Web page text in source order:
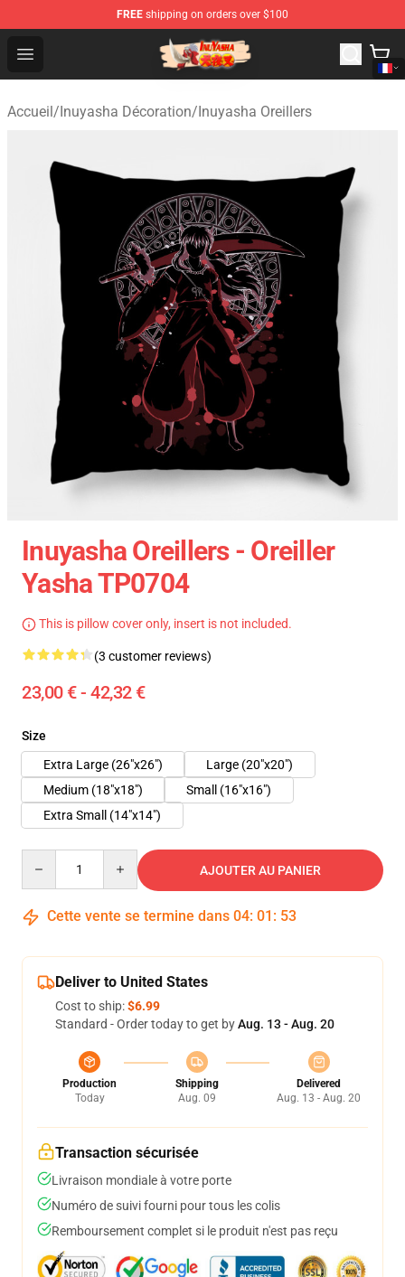
FREE shipping on orders over $100
Open menu
Inuyasha Store - Official Inuyasha Merchandise Shop
Accueil/Inuyasha Décoration/Inuyasha Oreillers
Inuyasha Oreillers - Oreiller
Yasha TP0704
This is pillow cover only, insert is not included.
(3 customer reviews)
23,00 € - 42,32 €
Size
Extra Large (26"x26")
Large (20"x20")
Medium (18"x18")
Small (16"x16")
Extra Small (14"x14")
AJOUTER AU PANIER
Cette vente se termine dans 04: 01 : 52
Deliver to United States
Cost to ship:$6.99
Standard - Order today to get byAug. 13 - Aug. 20
Production
Today
Shipping
Aug. 09
Delivered
Aug. 13 - Aug. 20
Transaction sécurisée
Livraison mondiale à votre porte
Numéro de suivi fourni pour tous les colis
Remboursement complet si le produit n'est pas reçu